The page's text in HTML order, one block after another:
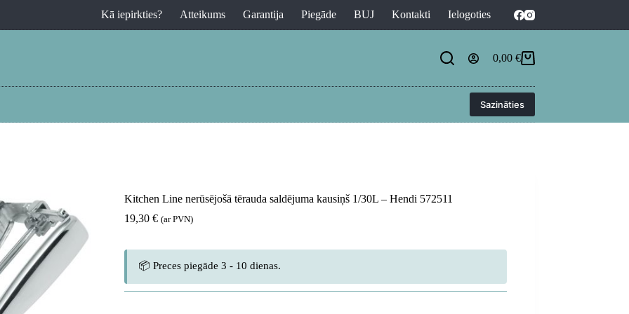
Kā iepirkties? Atteikums Garantija Piegāde BUJ Kontakti Ielogoties
Shopping
0,00 €
Sazināties
Kitchen Line nerūsējošā tērauda saldējuma kausiņš 1/30L – Hendi 572511
19,30 € (ar PVN)
📦 Preces piegāde 3 - 10 dienas.